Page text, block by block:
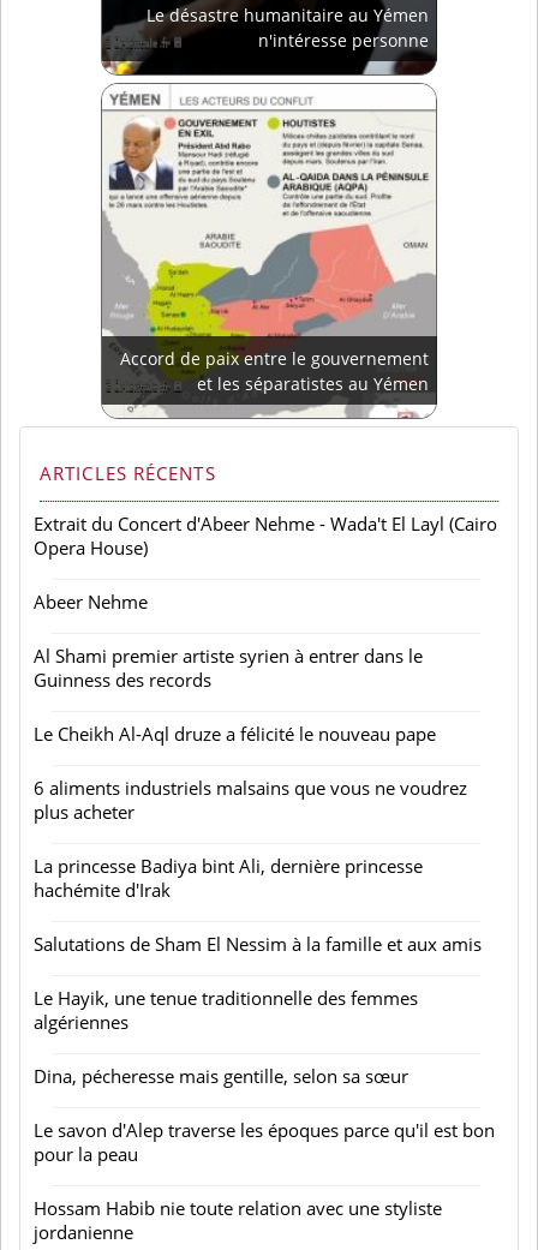
Le désastre humanitaire au Yémen
n'intéresse personne
Accord de paix entre le gouvernement
et les séparatistes au Yémen
ARTICLES RÉCENTS
Extrait du Concert d'Abeer Nehme - Wada't El Layl (Cairo
Opera House)
Abeer Nehme
Al Shami premier artiste syrien à entrer dans le
Guinness des records
Le Cheikh Al-Aql druze a félicité le nouveau pape
6 aliments industriels malsains que vous ne voudrez
plus acheter
La princesse Badiya bint Ali, dernière princesse
hachémite d'Irak
Salutations de Sham El Nessim à la famille et aux amis
Le Hayik, une tenue traditionnelle des femmes
algériennes
Dina, pécheresse mais gentille, selon sa sœur
Le savon d'Alep traverse les époques parce qu'il est bon
pour la peau
Hossam Habib nie toute relation avec une styliste
jordanienne